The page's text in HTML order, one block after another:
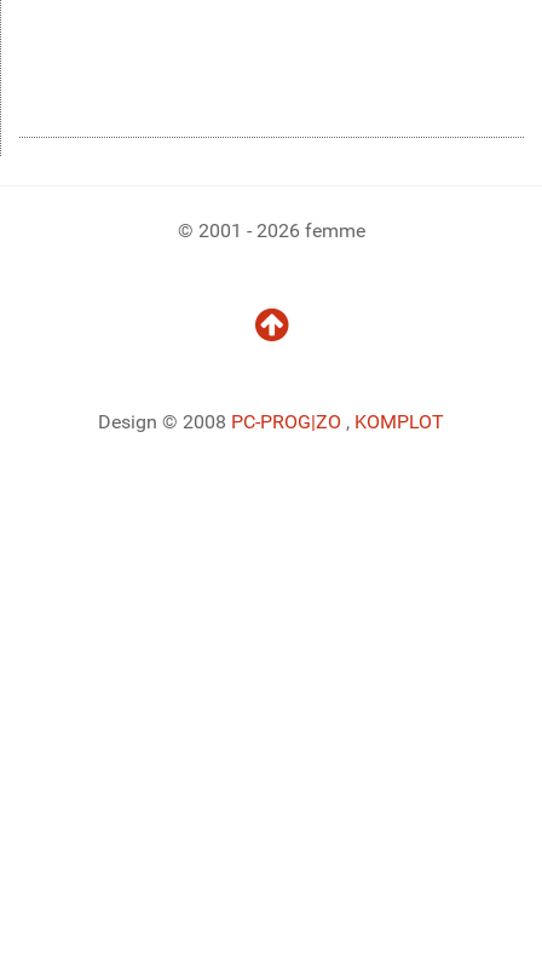
© 2001 - 2026 femme
Design © 2008 PC-PROG|ZO , KOMPLOT